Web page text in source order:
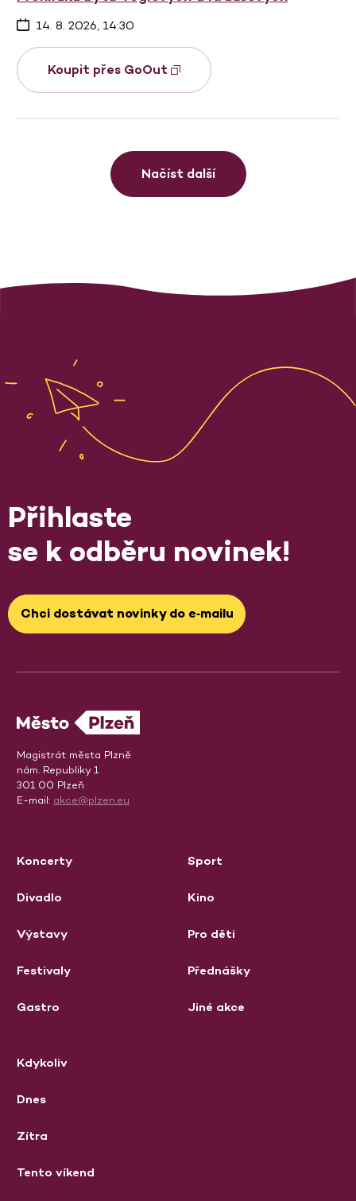
14. 8. 2026, 14:30
Koupit přes GoOut
Načíst další
Přihlaste
se k odběru novinek!
Chci dostávat novinky do e‑mailu
Magistrát města Plzně
nám. Republiky 1
301 00 Plzeň
E-mail: akce@plzen.eu
Koncerty
Divadlo
Výstavy
Festivaly
Gastro
Sport
Kino
Pro děti
Přednášky
Jiné akce
Kdykoliv
Dnes
Zítra
Tento víkend